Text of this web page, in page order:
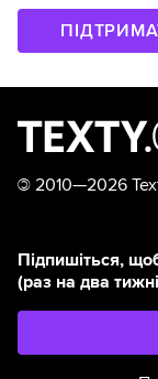
© 2010—2026
Підпишіться,
(раз на два